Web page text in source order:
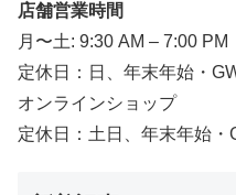
店舗営業時間
月〜土: 9:30 AM – 7:00 PM
定休日：日、年末年始・
オンラインショップ
定休日：土日、年末年始・